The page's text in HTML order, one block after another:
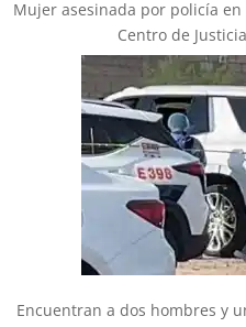
Mujer asesinada por policía en
Centro de
Encuentran a dos hombres y